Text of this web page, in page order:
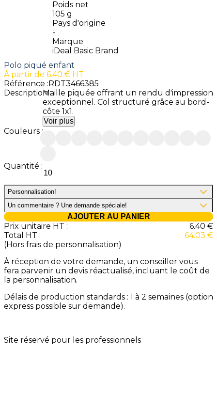
Poids net
105 g
Pays d'origine
-
Marque
iDeal Basic Brand
Polo piqué enfant
À partir de 6.40 € HT
Référence :RDT3466385
Description :Maille piquée offrant un rendu d'impression
exceptionnel. Col structuré grâce au bord-
côte 1x1.
Voir plus
Couleurs :
Quantité :
Personnalisation!
Un commentaire ? Une demande spéciale!
AJOUTER AU PANIER
Prix unitaire HT : 6.40 €
Total HT :
64.03 €
(Hors frais de personnalisation)
À réception de votre demande, un conseiller vous
fera parvenir un devis réactualisé, incluant le coût de
la personnalisation.
Délais de production standards : 1 à 2 semaines (option
express possible sur demande).
Site réservé pour les professionnels